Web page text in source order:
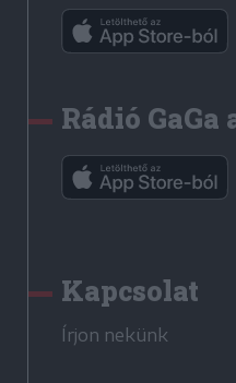
Rádió
Kapcsolat
Írjon nekünk